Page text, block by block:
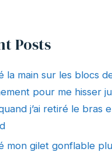
Posts
la main sur les blocs
pour me hisser
j’ai retiré le bras
mon gilet gonflable